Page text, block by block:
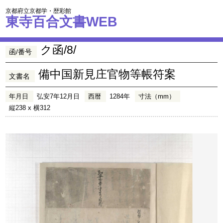
京都府立京都学・歴彩館
東寺百合文書WEB
函/番号 ク函/8/
文書名 備中国新見庄官物等帳符案
年月日 弘安7年12月日 西暦 1284年
寸法（mm）
縦238 x 横312